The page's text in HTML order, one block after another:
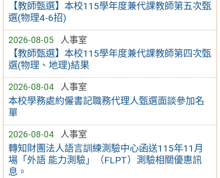
【教師甄選】本校115學年度兼代課教師第五次甄
選(物理4-6招)
2026-08-05 人事室
【教師甄選】本校115學年度兼代課教師第四次甄
選(物理、地理)結果
2026-08-04 人事室
本校學務處約僱書記職務代理人甄選面談參加名
單
2026-08-04 人事室
轉知財團法人語言訓練測驗中心函送115年11月
場「外語 能力測驗」（FLPT）測驗相關優惠訊
息。